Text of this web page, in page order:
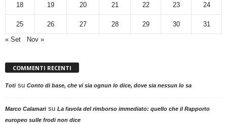
18 19 20 21 22 23 24
25 26 27 28 29 30
31
« Set
Nov »
COMMENTI RECENTI
Totisu Conto di base, che vi sia ognun lo dice, dove sia nessun lo sa
Marco Calamarisu La favola del rimborso immediato: quello che il Rapporto
europeo sulle frodi non dice